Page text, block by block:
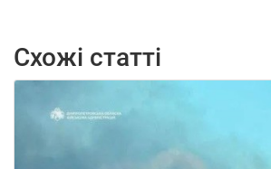
Схожі статті